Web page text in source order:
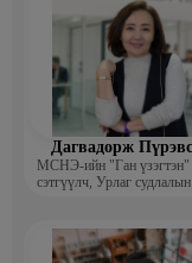
· 2018 он – Голомт
· 2015 он - Голомт
· 2012 он - Голомт
хамгийн сүүлийнхээс
Дагвадорж
МСНЭ-ийн "Ган үзэгтэн"
сэтгүүлч, Урлаг